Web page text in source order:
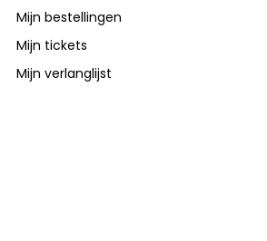
Mijn bestellingen
Mijn tickets
Mijn verlanglijst